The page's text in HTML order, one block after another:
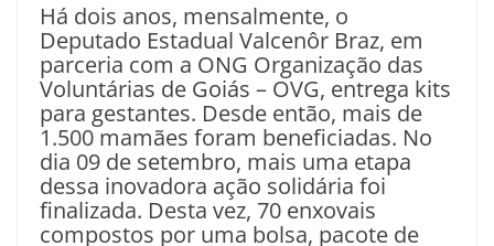
Há dois anos, mensalmente, o
Deputado Estadual Valcenôr Braz, em
parceria com a ONG Organização das
Voluntárias de Goiás – OVG, entrega kits
para gestantes. Desde então, mais de
1.500 mamães foram beneficiadas. No
dia 09 de setembro, mais uma etapa
dessa inovadora ação solidária foi
finalizada. Desta vez, 70 enxovais
compostos por uma bolsa, pacote de